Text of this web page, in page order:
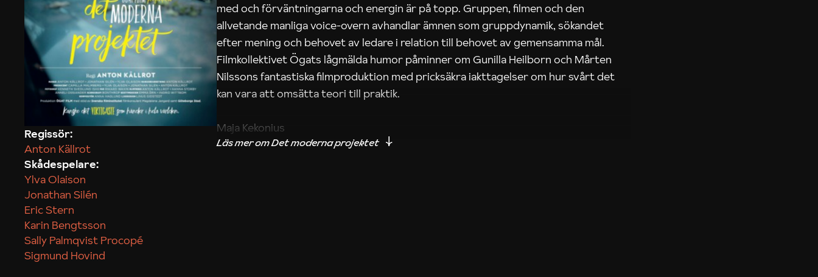
med och förväntningarna och energin är på topp. Gruppen, filmen och den
allvetande manliga voice-overn avhandlar ämnen som gruppdynamik, sökandet
efter mening och behovet av ledare i relation till behovet av gemensamma mål.
Filmkollektivet Ögats lågmälda humor påminner om Gunilla Heilborn och Mårten
Nilssons fantastiska filmproduktion med pricksäkra iakttagelser om hur svårt det
kan vara att omsätta teori till praktik.
Maja Kekonius
Regissör:
Anton Källrot
Skådespelare:
Ylva Olaison
Jonathan Silén
Eric Stern
Karin Bengtsson
Sally Palmqvist Procopé
Sigmund Hovind